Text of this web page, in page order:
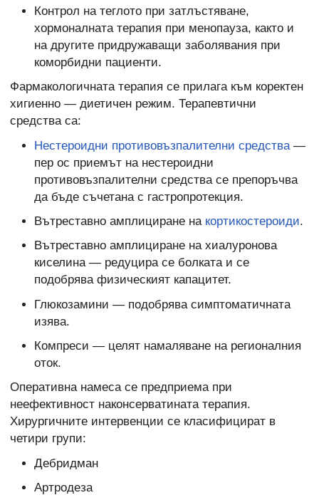
Контрол на теглото при затлъстяване,
хормоналната терапия при менопауза, както и
на другите придружаващи заболявания при
коморбидни пациенти.
Фармакологичната терапия се прилага към коректен
хигиенно — диетичен режим. Терапевтични
средства са:
Нестероидни противовъзпалителни средства—
пер ос приемът на нестероидни
противовъзпалителни средства се препоръчва
да бъде съчетана с гастропротекция.
Вътреставно амплициране на кортикостероиди.
Вътреставно амплициране на хиалуронова
киселина — редуцира се болката и се
подобрява физическият капацитет.
Глюкозамини — подобрява симптоматичната
изява.
Компреси — целят намаляване на регионалния
оток.
Оперативна намеса се предприема при
неефективност наконсерватината терапия.
Хирургичните интервенции се класифицират в
четири групи:
Дебридман
Артродеза